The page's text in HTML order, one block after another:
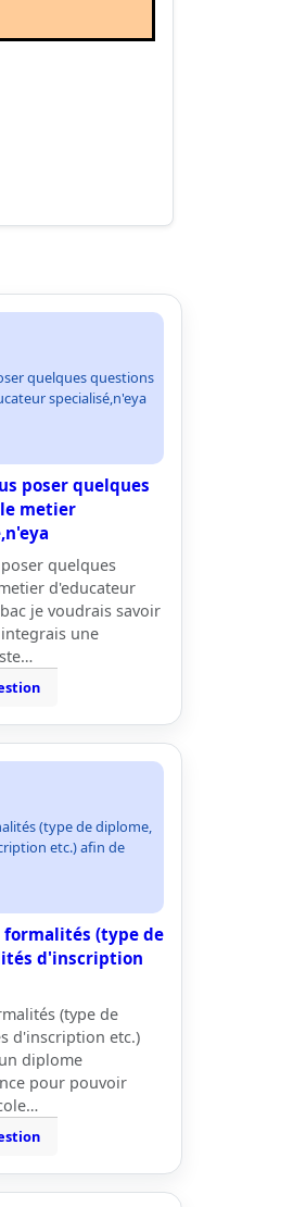
quelques questions
specialisé,n'eya
poser quelques
metier
quelques
d'educateur
je voudrais savoir
une
(type de diplome,
etc.) afin de
formalités (type de
d'inscription
(type de
d'inscription etc.)
diplome
pour pouvoir